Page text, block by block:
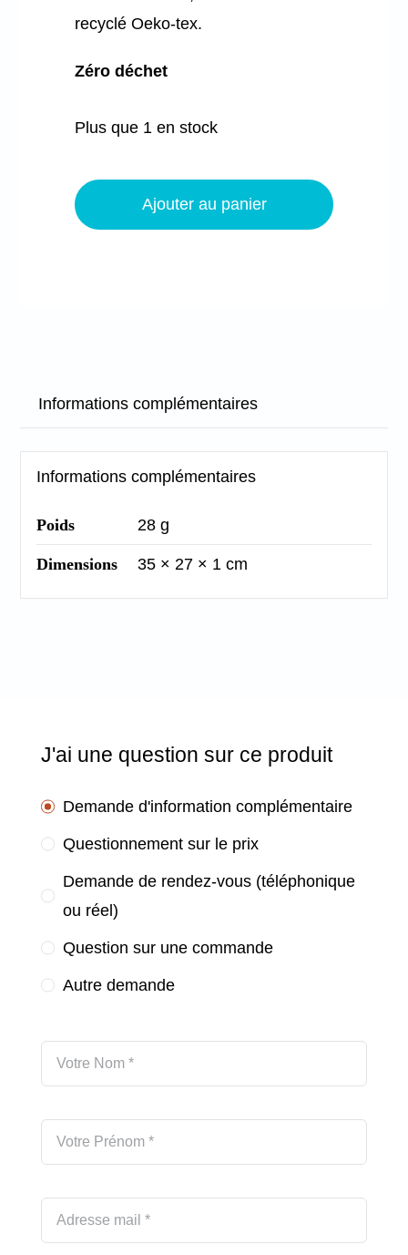
recyclé Oeko-tex.
Zéro déchet
Plus que 1 en stock
de
Ajouter au panier
Informations complémentaires
Informations complémentaires
Poids 28 g
Dimensions 35 × 27 × 1 cm
J'ai une question sur ce produit
Demande d'information complémentaire
Questionnement sur le prix
Demande de rendez-vous (téléphonique
ou réel)
Question sur une commande
Autre demande